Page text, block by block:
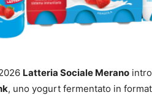
Latteria Sociale Merano
, uno yogurt fermentato in